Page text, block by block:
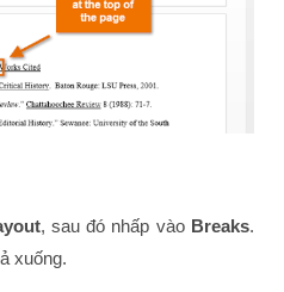
, sau đó nhấp vào Breaks.
xuống.